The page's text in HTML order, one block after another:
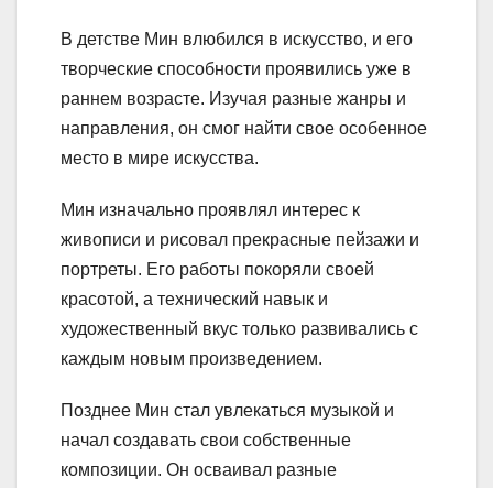
В детстве Мин влюбился в искусство, и его
творческие способности проявились уже в
раннем возрасте. Изучая разные жанры и
направления, он смог найти свое особенное
место в мире искусства.
Мин изначально проявлял интерес к
живописи и рисовал прекрасные пейзажи и
портреты. Его работы покоряли своей
красотой, а технический навык и
художественный вкус только развивались с
каждым новым произведением.
Позднее Мин стал увлекаться музыкой и
начал создавать свои собственные
композиции. Он осваивал разные